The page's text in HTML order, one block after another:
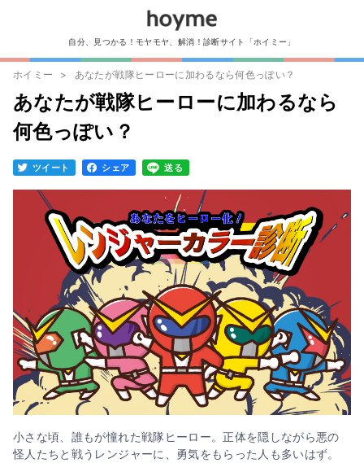
自分、見つかる！モヤモヤ、解消！診断サイト「ホイミー」
ホイミー あなたが戦隊ヒーローに加わるなら何色っぽい？
あなたが戦隊ヒーローに加わるなら
何色っぽい？
ツイート シェア 送る
小さな頃、誰もが憧れた戦隊ヒーロー。正体を隠しながら悪の
怪人たちと戦うレンジャーに、勇気をもらった人も多いはず。